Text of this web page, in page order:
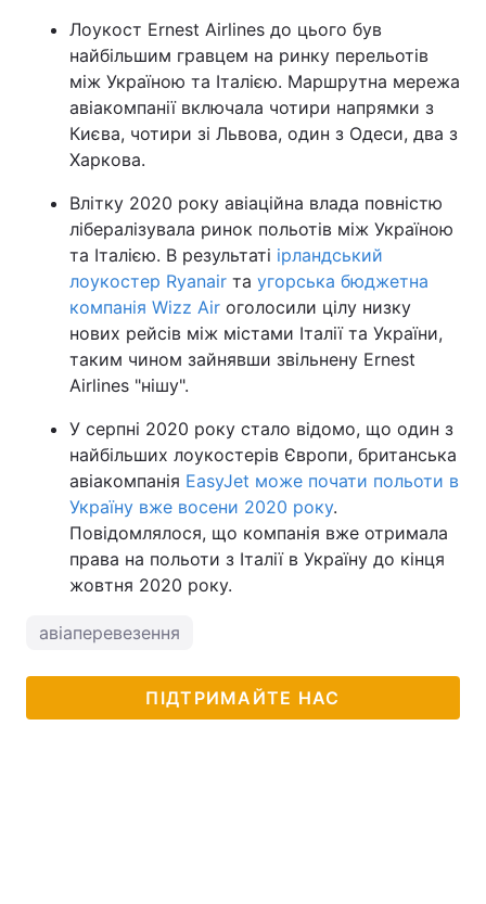
Лоукост Ernest Airlines до цього був
найбільшим гравцем на ринку перельотів
між Україною та Італією. Маршрутна мережа
авіакомпанії включала чотири напрямки з
Києва, чотири зі Львова, один з Одеси, два з
Харкова.
Влітку 2020 року авіаційна влада повністю
лібералізувала ринок польотів між Україною
та Італією. В результаті ірландський
лоукостер Ryanair та угорська бюджетна
компанія Wizz Air оголосили цілу низку
нових рейсів між містами Італії та України,
таким чином зайнявши звільнену Ernest
Airlines "нішу".
У серпні 2020 року стало відомо, що один з
найбільших лоукостерів Європи, британська
авіакомпанія EasyJet може почати польоти в
Україну вже восени 2020 року.
Повідомлялося, що компанія вже отримала
права на польоти з Італії в Україну до кінця
жовтня 2020 року.
авіаперевезення
ПІДТРИМАЙТЕ НАС